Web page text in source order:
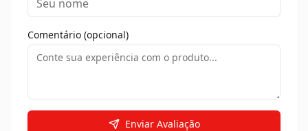
Comentário (opcional)
Enviar Avaliação